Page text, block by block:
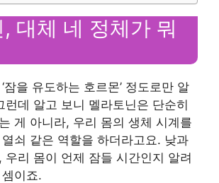
대체 네 정체가 뭐
잠을 유도하는 호르몬’ 정도로만 알
런데 알고 보니 멜라토닌은 단순히
게 아니라, 우리 몸의 생체 시계를
쇠 같은 역할을 하더라고요. 낮과
우리 몸이 언제 잠들 시간인지 알려
이죠.